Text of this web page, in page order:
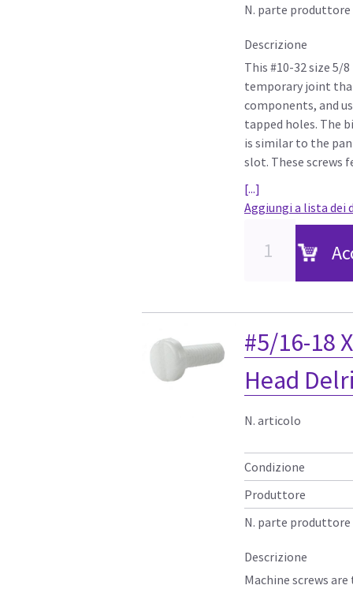
N. parte produttore
Descrizione
This #10-32 size 5/
temporary joint
components, and
tapped holes. The
is similar to the
slot. These screws
[...]
Aggiungi a lista dei
#5/16-18
Head
N. articolo
Condizione
Produttore
N. parte produttore
Descrizione
Machine screws